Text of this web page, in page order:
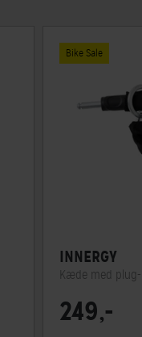
Bike Sale
INNERGY
Kæde med
249,-